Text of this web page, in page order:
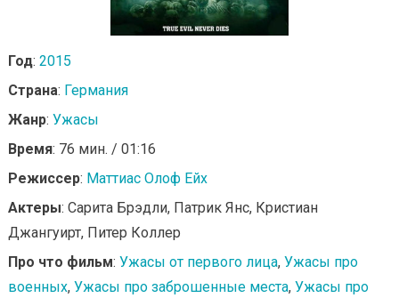
Год: 2015
Страна: Германия
Жанр: Ужасы
Время: 76 мин. / 01:16
Режиссер: Маттиас Олоф Ейх
Актеры: Сарита Брэдли, Патрик Янс, Кристиан
Джангуирт, Питер Коллер
Про что фильм: Ужасы от первого лица, Ужасы про
военных, Ужасы про заброшенные места, Ужасы про